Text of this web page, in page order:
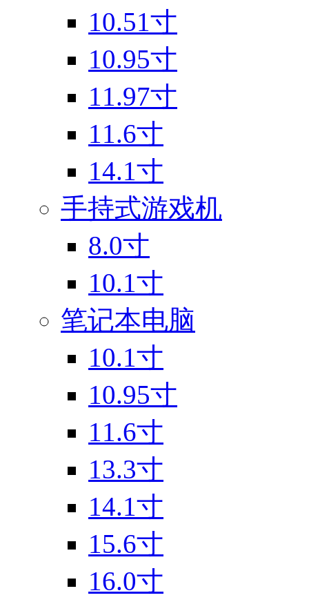
10.51寸
10.95寸
11.97寸
11.6寸
14.1寸
手持式游戏机
8.0寸
10.1寸
笔记本电脑
10.1寸
10.95寸
11.6寸
13.3寸
14.1寸
15.6寸
16.0寸